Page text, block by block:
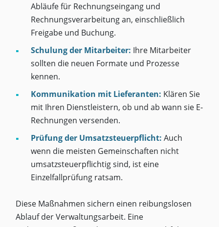
Abläufe für Rechnungseingang und
Rechnungsverarbeitung an, einschließlich
Freigabe und Buchung.
Schulung der Mitarbeiter: Ihre Mitarbeiter
sollten die neuen Formate und Prozesse
kennen.
Kommunikation mit Lieferanten: Klären Sie
mit Ihren Dienstleistern, ob und ab wann sie E-
Rechnungen versenden.
Prüfung der Umsatzsteuerpflicht: Auch
wenn die meisten Gemeinschaften nicht
umsatzsteuerpflichtig sind, ist eine
Einzelfallprüfung ratsam.
Diese Maßnahmen sichern einen reibungslosen
Ablauf der Verwaltungsarbeit. Eine